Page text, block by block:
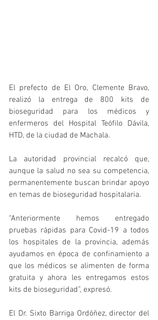
El prefecto de El Oro, Clemente Bravo,
realizó la entrega de 800 kits de
bioseguridad para los médicos y
enfermeros del Hospital Teófilo Dávila,
HTD, de la ciudad de Machala.
La autoridad provincial recalcó que,
aunque la salud no sea su competencia,
permanentemente buscan brindar apoyo
en temas de bioseguridad hospitalaria.
“Anteriormente hemos entregado
pruebas rápidas para Covid-19 a todos
los hospitales de la provincia, además
ayudamos en época de confinamiento a
que los médicos se alimenten de forma
gratuita y ahora les entregamos estos
kits de bioseguridad”, expresó.
El Dr. Sixto Barriga Ordóñez, director del